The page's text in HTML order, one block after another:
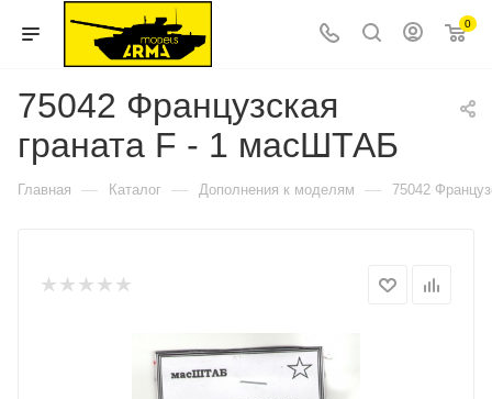
0
75042 Французская
граната F - 1 масШТАБ
Главная — Каталог — Дополнения к моделям — 75042